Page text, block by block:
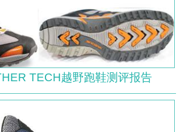
TECH越野跑鞋测评报告